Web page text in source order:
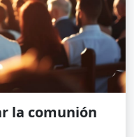
la comunión